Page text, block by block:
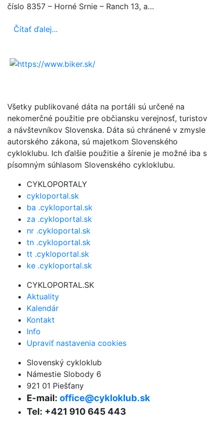
číslo 8357 – Horné Srnie – Ranch 13, a…
Čítať ďalej...
Všetky publikované dáta na portáli sú určené na
nekomerčné použitie pre občiansku verejnosť, turistov
a návštevníkov Slovenska. Dáta sú chránené v zmysle
autorského zákona, sú majetkom Slovenského
cykloklubu. Ich ďalšie použitie a šírenie je možné iba s
písomným súhlasom Slovenského cykloklubu.
CYKLOPORTALY
cykloportal.sk
ba .cykloportal.sk
za .cykloportal.sk
nr .cykloportal.sk
tn .cykloportal.sk
tt .cykloportal.sk
ke .cykloportal.sk
CYKLOPORTAL.SK
Aktuality
Kalendár
Kontakt
Info
Upraviť nastavenia cookies
Slovenský cykloklub
Námestie Slobody 6
921 01 Piešťany
E-mail: office@cykloklub.sk
Tel: +421 910 645 443